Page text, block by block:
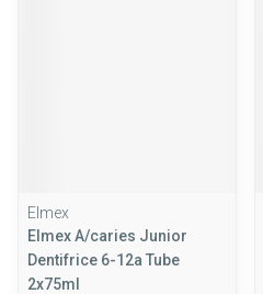
Elmex
Elmex A/caries Junior
Dentifrice 6-12a Tube
2x75ml